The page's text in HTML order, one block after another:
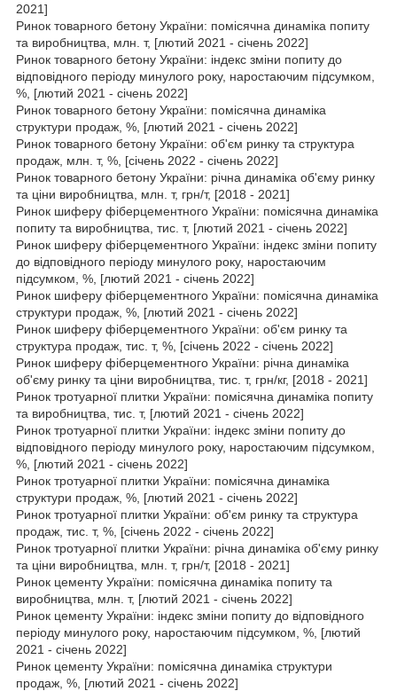
2021]
Ринок товарного бетону України: помісячна динаміка попиту
та виробництва, млн. т, [лютий 2021 - січень 2022]
Ринок товарного бетону України: індекс зміни попиту до
відповідного періоду минулого року, наростаючим підсумком,
%, [лютий 2021 - січень 2022]
Ринок товарного бетону України: помісячна динаміка
структури продаж, %, [лютий 2021 - січень 2022]
Ринок товарного бетону України: об'єм ринку та структура
продаж, млн. т, %, [січень 2022 - січень 2022]
Ринок товарного бетону України: річна динаміка об'єму ринку
та ціни виробництва, млн. т, грн/т, [2018 - 2021]
Ринок шиферу фіберцементного України: помісячна динаміка
попиту та виробництва, тис. т, [лютий 2021 - січень 2022]
Ринок шиферу фіберцементного України: індекс зміни попиту
до відповідного періоду минулого року, наростаючим
підсумком, %, [лютий 2021 - січень 2022]
Ринок шиферу фіберцементного України: помісячна динаміка
структури продаж, %, [лютий 2021 - січень 2022]
Ринок шиферу фіберцементного України: об'єм ринку та
структура продаж, тис. т, %, [січень 2022 - січень 2022]
Ринок шиферу фіберцементного України: річна динаміка
об'єму ринку та ціни виробництва, тис. т, грн/кг, [2018 - 2021]
Ринок тротуарної плитки України: помісячна динаміка попиту
та виробництва, тис. т, [лютий 2021 - січень 2022]
Ринок тротуарної плитки України: індекс зміни попиту до
відповідного періоду минулого року, наростаючим підсумком,
%, [лютий 2021 - січень 2022]
Ринок тротуарної плитки України: помісячна динаміка
структури продаж, %, [лютий 2021 - січень 2022]
Ринок тротуарної плитки України: об'єм ринку та структура
продаж, тис. т, %, [січень 2022 - січень 2022]
Ринок тротуарної плитки України: річна динаміка об'єму ринку
та ціни виробництва, млн. т, грн/т, [2018 - 2021]
Ринок цементу України: помісячна динаміка попиту та
виробництва, млн. т, [лютий 2021 - січень 2022]
Ринок цементу України: індекс зміни попиту до відповідного
періоду минулого року, наростаючим підсумком, %, [лютий
2021 - січень 2022]
Ринок цементу України: помісячна динаміка структури
продаж, %, [лютий 2021 - січень 2022]